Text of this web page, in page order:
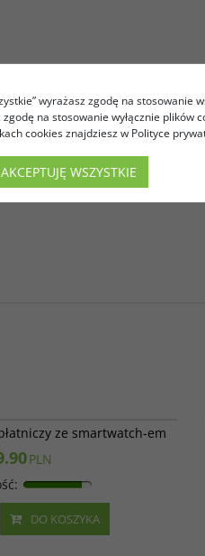
jakości materiałów oraz
oraz odznaczają się długą
ze smartwatch-em
PLN
:
DO KOSZYKA
wyrażasz zgodę na stosowanie
na stosowanie wyłącznie plików
cookies znajdziesz w Polityce
AKCEPTUJĘ WSZYSTKIE